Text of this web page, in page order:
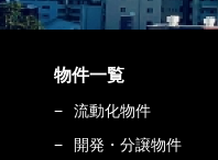
物件一覧
流動化物件
開発・分譲物件